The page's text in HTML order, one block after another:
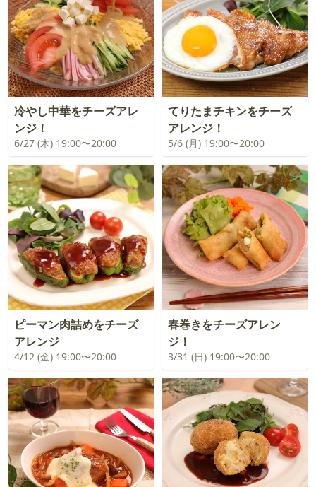
冷やし中華をチーズアレ
ンジ！
6/27 (木) 19:00〜20:00
てりたまチキンをチーズ
アレンジ！
5/6 (月) 19:00〜20:00
ピーマン肉詰めをチーズ
アレンジ
4/12 (金) 19:00〜20:00
春巻きをチーズアレン
ジ！
3/31 (日) 19:00〜20:00